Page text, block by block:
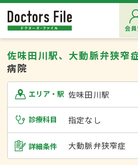
会
佐味田川駅、大動脈弁狭窄
病院
エリア・駅 佐味田川駅
診療科目 指定なし
詳細条件 大動脈弁狭窄症